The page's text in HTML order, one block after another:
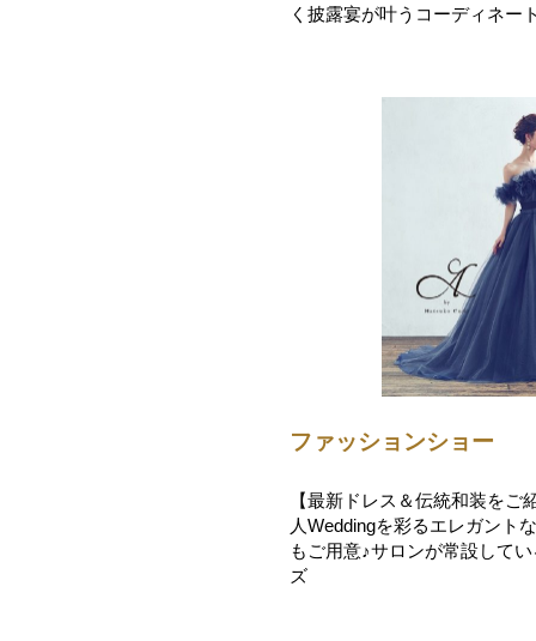
く披露宴が叶うコーディネー
ファッションショー
【最新ドレス＆伝統和装を
人Weddingを彩るエレガント
もご用意♪サロンが常設して
ズ